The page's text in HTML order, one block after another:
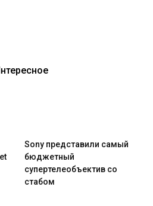
Sony представили самый
бюджетный
супертелеобъектив со
стабом